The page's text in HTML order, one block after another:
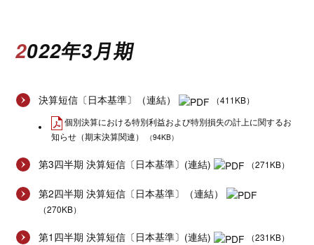
2022年3月期
決算短信〔日本基準〕（連結）
（411KB）
個別決算における特別利益および特別損失の計上に関するお
知らせ（期末決算関連）
（94KB）
第3四半期 決算短信〔日本基準〕(連結) （271KB）
第2四半期 決算短信〔日本基準〕（連結）
（270KB）
第1四半期 決算短信〔日本基準〕(連結)
（231KB）